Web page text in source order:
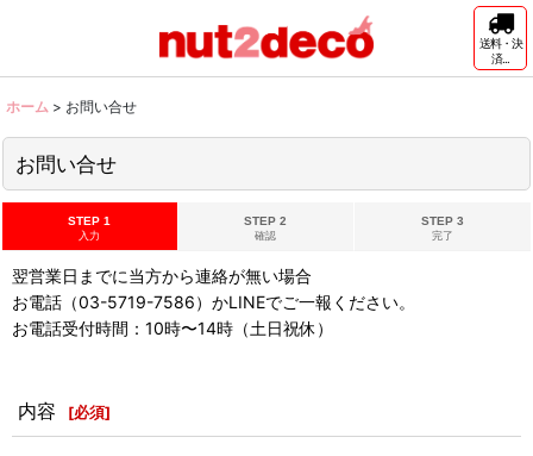
送料・決
済...
ホーム > お問い合せ
お問い合せ
STEP 1
入力
STEP 2
確認
STEP 3
完了
翌営業日までに当方から連絡が無い場合
お電話（03-5719-7586）かLINEでご一報ください。
お電話受付時間：10時〜14時（土日祝休）
内容 [必須]